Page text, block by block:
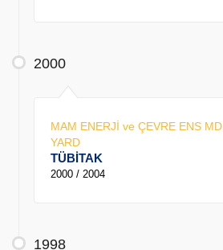
2000
MAM ENERJİ ve ÇEVRE ENS MD
YARD
TÜBİTAK
2000 / 2004
1998